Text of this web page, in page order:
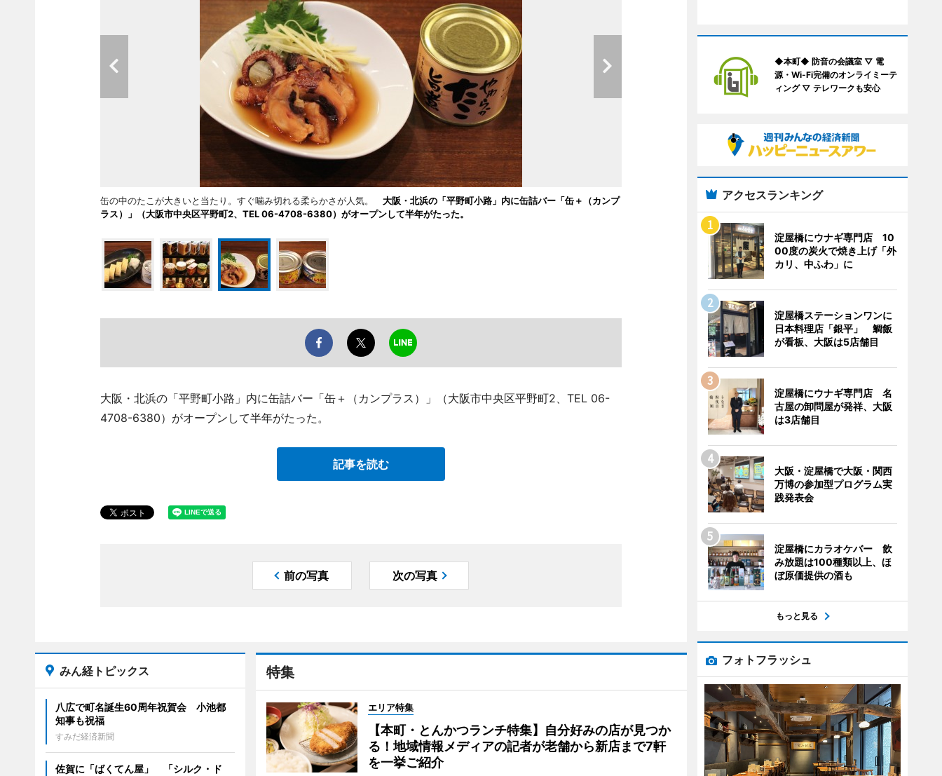
缶の中のたこが大きいと当たり。すぐ噛み切れる柔らかさが人気。 大阪・北浜の「平野町小路」内に缶詰バー「缶＋（カンプ
ラス）」（大阪市中央区平野町2、TEL 06-4708-6380）がオープンして半年がたった。
大阪・北浜の「平野町小路」内に缶詰バー「缶＋（カンプラス）」（大阪市中央区平野町2、TEL 06-
4708-6380）がオープンして半年がたった。
記事を読む
前の写真 次の写真
特集
エリア特集
【本町・とんかつランチ特集】自分好みの店が見つか
る！地域情報メディアの記者が老舗から新店まで7軒
を一挙ご紹介
みん経トピックス
八広で町名誕生60周年祝賀会 小池都
知事も祝福
すみだ経済新聞
佐賀に「ばくてん屋」 「シルク・ド
◆本町◆ 防音の会議室 ▽ 電
源・Wi-Fi完備のオンライミーテ
ィング ▽ テレワークも安心
アクセスランキング
淀屋橋にウナギ専門店 10
00度の炭火で焼き上げ「外
カリ、中ふわ」に
淀屋橋ステーションワンに
日本料理店「銀平」 鯛飯
が看板、大阪は5店舗目
淀屋橋にウナギ専門店 名
古屋の卸問屋が発祥、大阪
は3店舗目
大阪・淀屋橋で大阪・関西
万博の参加型プログラム実
践発表会
淀屋橋にカラオケバー 飲
み放題は100種類以上、ほ
ぼ原価提供の酒も
もっと見る
フォトフラッシュ